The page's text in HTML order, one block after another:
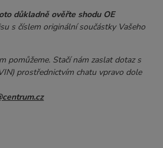
důkladně ověřte shodu OE
s číslem originální součástky Vašeho
pomůžeme. Stačí nám zaslat dotaz s
prostřednictvím chatu vpravo dole